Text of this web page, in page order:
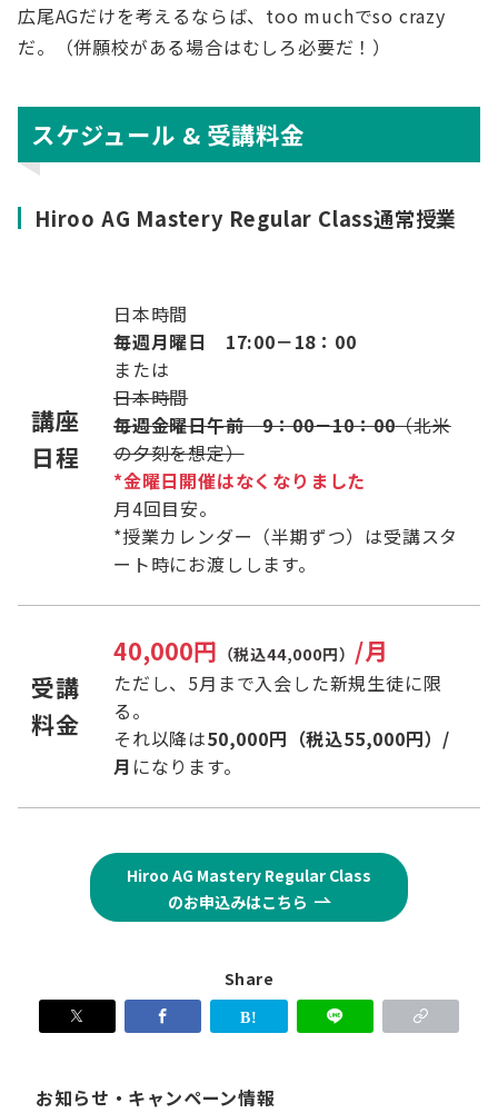
広尾AGだけを考えるならば、too muchでso crazy
だ。（併願校がある場合はむしろ必要だ！）
スケジュール & 受講料金
Hiroo AG Mastery Regular Class通常授業
講座
日程
日本時間
毎週月曜日 17:00－18：00
または
日本時間
毎週金曜日午前 9：00－10：00（北米
の夕刻を想定）
*金曜日開催はなくなりました
月4回目安。
*授業カレンダー（半期ずつ）は受講スタ
ート時にお渡しします。
受講
料金
40,000円 （税込44,000円） /月
ただし、5月まで入会した新規生徒に限
る。
それ以降は50,000円（税込55,000円）/
月 になります。
Hiroo AG Mastery Regular Class
のお申込みはこちら
Share
お知らせ・キャンペーン情報